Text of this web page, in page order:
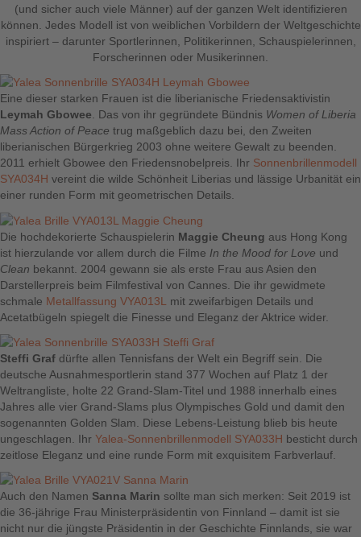
(und sicher auch viele Männer) auf der ganzen Welt identifizieren
können. Jedes Modell ist von weiblichen Vorbildern der Weltgeschichte
inspiriert – darunter Sportlerinnen, Politikerinnen, Schauspielerinnen,
Forscherinnen oder Musikerinnen.
Eine dieser starken Frauen ist die liberianische Friedensaktivistin
Leymah Gbowee. Das von ihr gegründete Bündnis Women of Liberia
Mass Action of Peace trug maßgeblich dazu bei, den Zweiten
liberianischen Bürgerkrieg 2003 ohne weitere Gewalt zu beenden.
2011 erhielt Gbowee den Friedensnobelpreis. Ihr Sonnenbrillenmodell
SYA034H vereint die wilde Schönheit Liberias und lässige Urbanität ein
einer runden Form mit geometrischen Details.
Die hochdekorierte Schauspielerin Maggie Cheung aus Hong Kong
ist hierzulande vor allem durch die Filme In the Mood for Love und
Clean bekannt. 2004 gewann sie als erste Frau aus Asien den
Darstellerpreis beim Filmfestival von Cannes. Die ihr gewidmete
schmale Metallfassung VYA013L
mit zweifarbigen Details und
Acetatbügeln spiegelt die Finesse und Eleganz der Aktrice wider.
Steffi Graf dürfte allen Tennisfans der Welt ein Begriff sein. Die
deutsche Ausnahmesportlerin stand 377 Wochen auf Platz 1 der
Weltrangliste, holte 22 Grand-Slam-Titel und 1988 innerhalb eines
Jahres alle vier Grand-Slams plus Olympisches Gold und damit den
sogenannten Golden Slam. Diese Lebens-Leistung blieb bis heute
ungeschlagen. Ihr Yalea-Sonnenbrillenmodell SYA033H besticht durch
zeitlose Eleganz und eine runde Form mit exquisitem Farbverlauf.
Auch den Namen Sanna Marin sollte man sich merken: Seit 2019 ist
die 36-jährige Frau Ministerpräsidentin von Finnland – damit ist sie
nicht nur die jüngste Präsidentin in der Geschichte Finnlands, sie war